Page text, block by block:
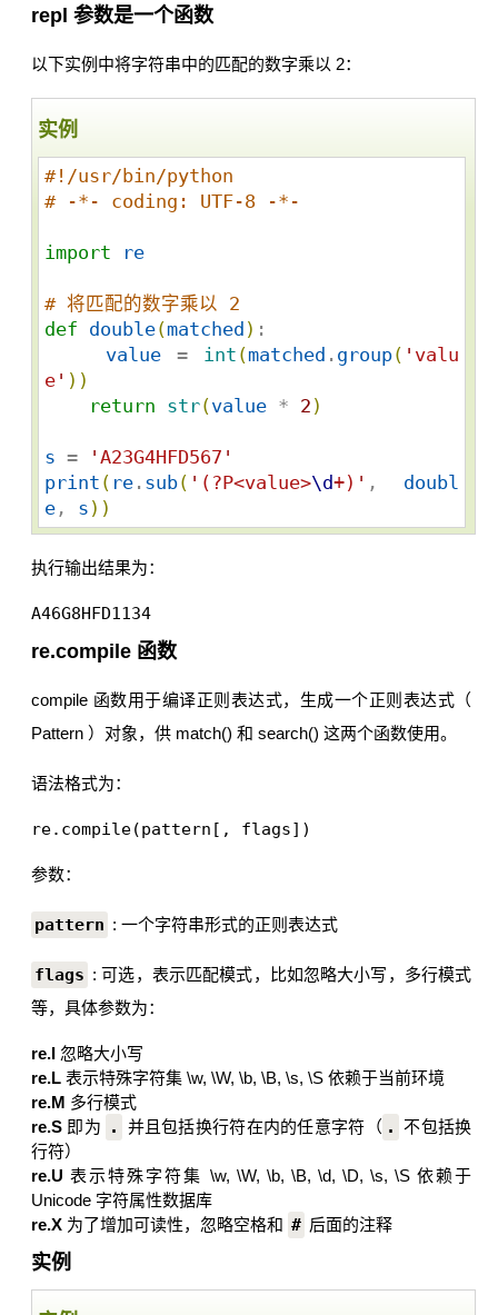
repl 参数是一个函数
以下实例中将字符串中的匹配的数字乘以 2：
实例
#!/usr/bin/python
# -*- coding: UTF-8 -*-
import re
# 将匹配的数字乘以 2
def
double(matched ) :
value = int (matched . group( ' valu
e ' ) )
return
str(value * 2 )
s = ' A23G4HFD567 '
print ( re . sub( ' (?P<value>\d+) ' , doubl
e , s ) )
执行输出结果为：
A46G8HFD1134
re.compile 函数
compile 函数用于编译正则表达式，生成一个正则表达式（
Pattern ）对象，供 match() 和 search() 这两个函数使用。
语法格式为：
re.compile(pattern[, flags])
参数：
pattern : 一个字符串形式的正则表达式
flags : 可选，表示匹配模式，比如忽略大小写，多行模式
等，具体参数为：
re.I 忽略大小写
re.L 表示特殊字符集 \w, \W, \b, \B, \s, \S 依赖于当前环境
re.M 多行模式
re.S 即为 . 并且包括换行符在内的任意字符（ . 不包括换
行符）
re.U 表示特殊字符集 \w, \W, \b, \B, \d, \D, \s, \S 依赖于
Unicode 字符属性数据库
re.X 为了增加可读性，忽略空格和 # 后面的注释
实例